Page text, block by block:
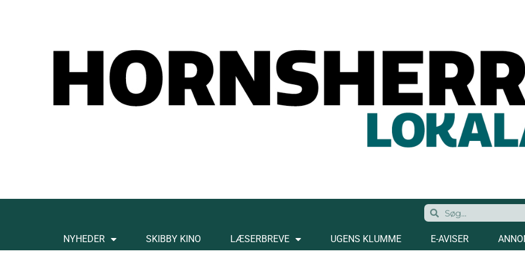
NYHEDER SKIBBY KINO LÆSERBREVE UGENS KLUMME E-AVISER